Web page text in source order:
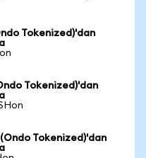
Tokenized)'dan
Tokenized)'dan
Tokenized)'dan